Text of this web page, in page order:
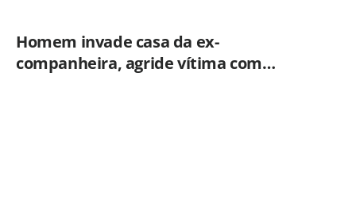
Homem invade casa da ex-
companheira, agride vítima com